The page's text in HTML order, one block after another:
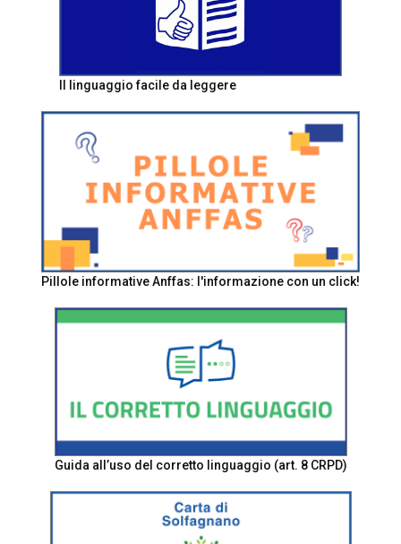
Il linguaggio facile da leggere
Pillole informative Anffas: l'informazione con un click!
Guida all’uso del corretto linguaggio (art. 8 CRPD)